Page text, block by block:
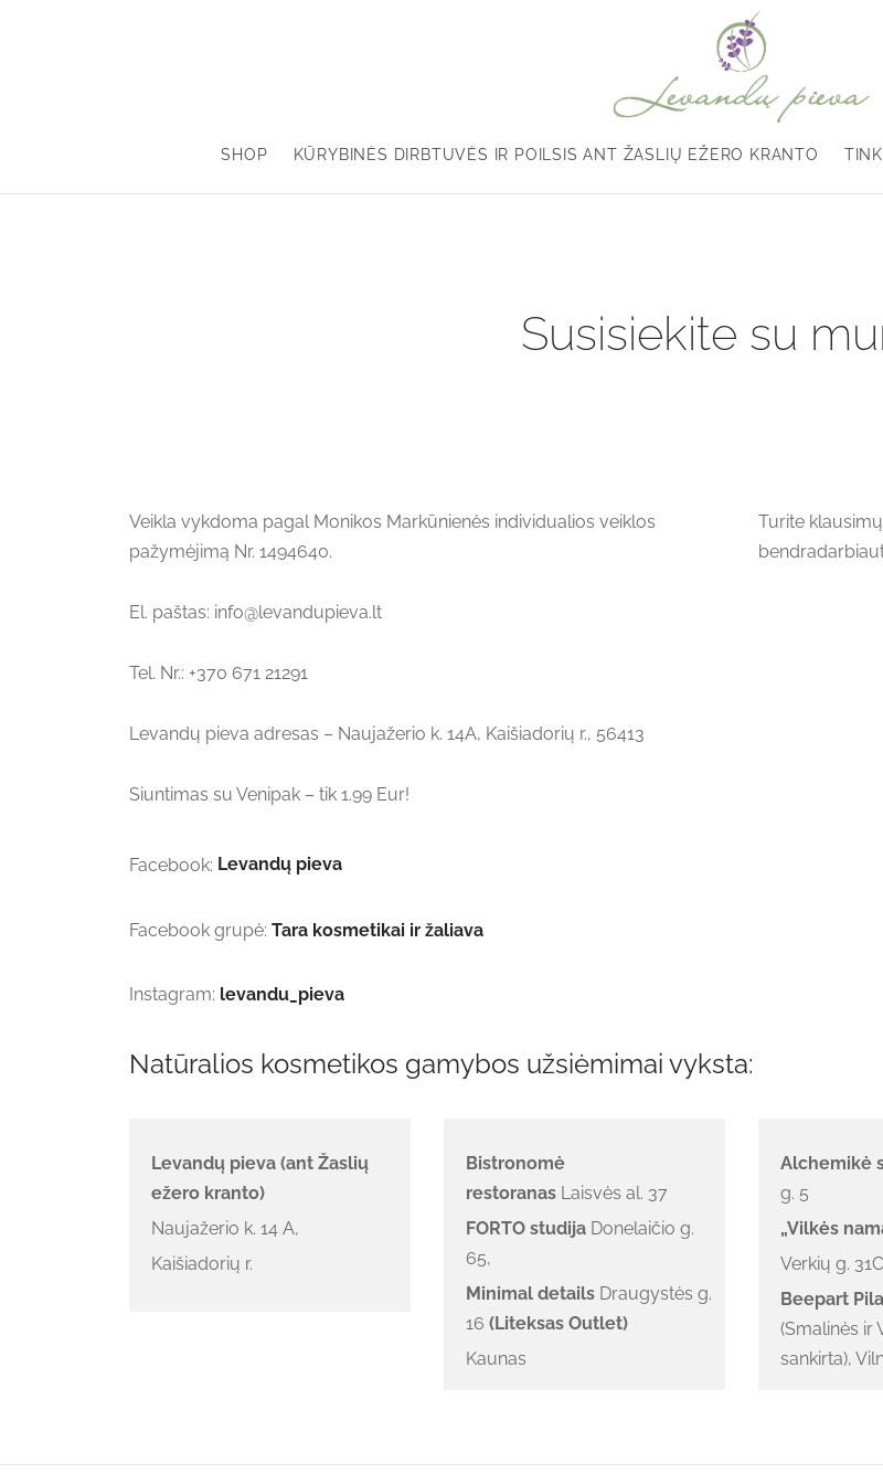
SHOP KŪRYBINĖS DIRBTUVĖS IR POILSIS ANT ŽASLIŲ EŽERO KRANTO
Susisiekite su
Veikla vykdoma pagal Monikos Markūnienės individualios veiklos
pažymėjimą Nr. 1494640.
El. paštas: info@levandupieva.lt
Tel. Nr.: +370 671 21291
Levandų pieva adresas – Naujažerio k. 14A, Kaišiadorių r., 56413
Siuntimas su Venipak – tik 1.99 Eur!
Facebook: Levandų pieva
Facebook grupė: Tara kosmetikai ir žaliava
Instagram: levandu_pieva
Turite
Natūralios kosmetikos gamybos užsiėmimai vyksta:
Levandų pieva (ant Žaslių
ežero kranto)
Naujažerio k. 14 A,
Kaišiadorių r.
Bistronomė
restoranas Laisvės al. 37
FORTO studija Donelaičio g.
65,
Minimal details Draugystės g.
16 (Liteksas Outlet)
Kaunas
Alchemikė
g. 5
„Vilkės
Verkių g.
Beepart
(Smalinės ir
sankirta),